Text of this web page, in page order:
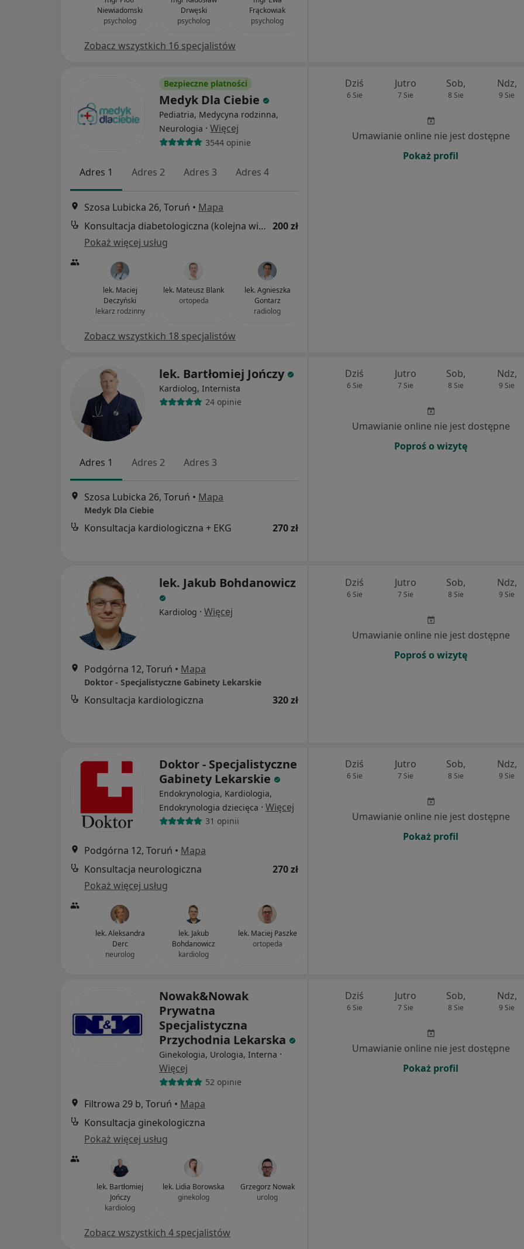
Niewiadomski
psycholog
Drwęski
psycholog
Frąckowiak
psycholog
Zobacz wszystkich 16 specjalistów
Bezpieczne płatności
Medyk Dla Ciebie
Pediatria, Medycyna rodzinna,
Neurologia · Więcej
3544 opinie
Adres 1 Adres 2 Adres 3 Adres 4
Szosa Lubicka 26, Toruń • Mapa
Konsultacja diabetologiczna (kolejna wizyta) 200 zł
Pokaż więcej usług
lek. Maciej
Deczyński
lekarz rodzinny
lek. Mateusz Blank
ortopeda
lek. Agnieszka
Gontarz
radiolog
Zobacz wszystkich 18 specjalistów
Dziś
6 Sie
Jutro
7 Sie
Sob,
8 Sie
Ndz,
9 Sie
Umawianie online nie jest dostępne
Pokaż profil
lek. Bartłomiej Jończy
Kardiolog, Internista
24 opinie
Adres 1 Adres 2 Adres 3
Szosa Lubicka 26, Toruń • Mapa
Medyk Dla Ciebie
Konsultacja kardiologiczna + EKG 270 zł
Dziś
6 Sie
Jutro
7 Sie
Sob,
8 Sie
Ndz,
9 Sie
Umawianie online nie jest dostępne
Poproś o wizytę
lek. Jakub Bohdanowicz
Kardiolog · Więcej
Podgórna 12, Toruń • Mapa
Doktor - Specjalistyczne Gabinety Lekarskie
Konsultacja kardiologiczna 320 zł
Dziś
6 Sie
Jutro
7 Sie
Sob,
8 Sie
Ndz,
9 Sie
Umawianie online nie jest dostępne
Poproś o wizytę
Doktor - Specjalistyczne
Gabinety Lekarskie
Endokrynologia, Kardiologia,
Endokrynologia dziecięca · Więcej
31 opinii
Podgórna 12, Toruń • Mapa
Konsultacja neurologiczna
270 zł
Pokaż więcej usług
lek. Aleksandra
Derc
neurolog
lek. Jakub
Bohdanowicz
kardiolog
lek. Maciej Paszke
ortopeda
Dziś
6 Sie
Jutro
7 Sie
Sob,
8 Sie
Ndz,
9 Sie
Umawianie online nie jest dostępne
Pokaż profil
Nowak&Nowak
Prywatna
Specjalistyczna
Przychodnia Lekarska
Ginekologia, Urologia, Interna ·
Więcej
52 opinie
Filtrowa 29 b, Toruń • Mapa
Konsultacja ginekologiczna
Pokaż więcej usług
lek. Bartłomiej
Jończy
kardiolog
lek. Lidia Borowska
ginekolog
Grzegorz Nowak
urolog
Zobacz wszystkich 4 specjalistów
Dziś
6 Sie
Jutro
7 Sie
Sob,
8 Sie
Ndz,
9 Sie
Umawianie online nie jest dostępne
Pokaż profil